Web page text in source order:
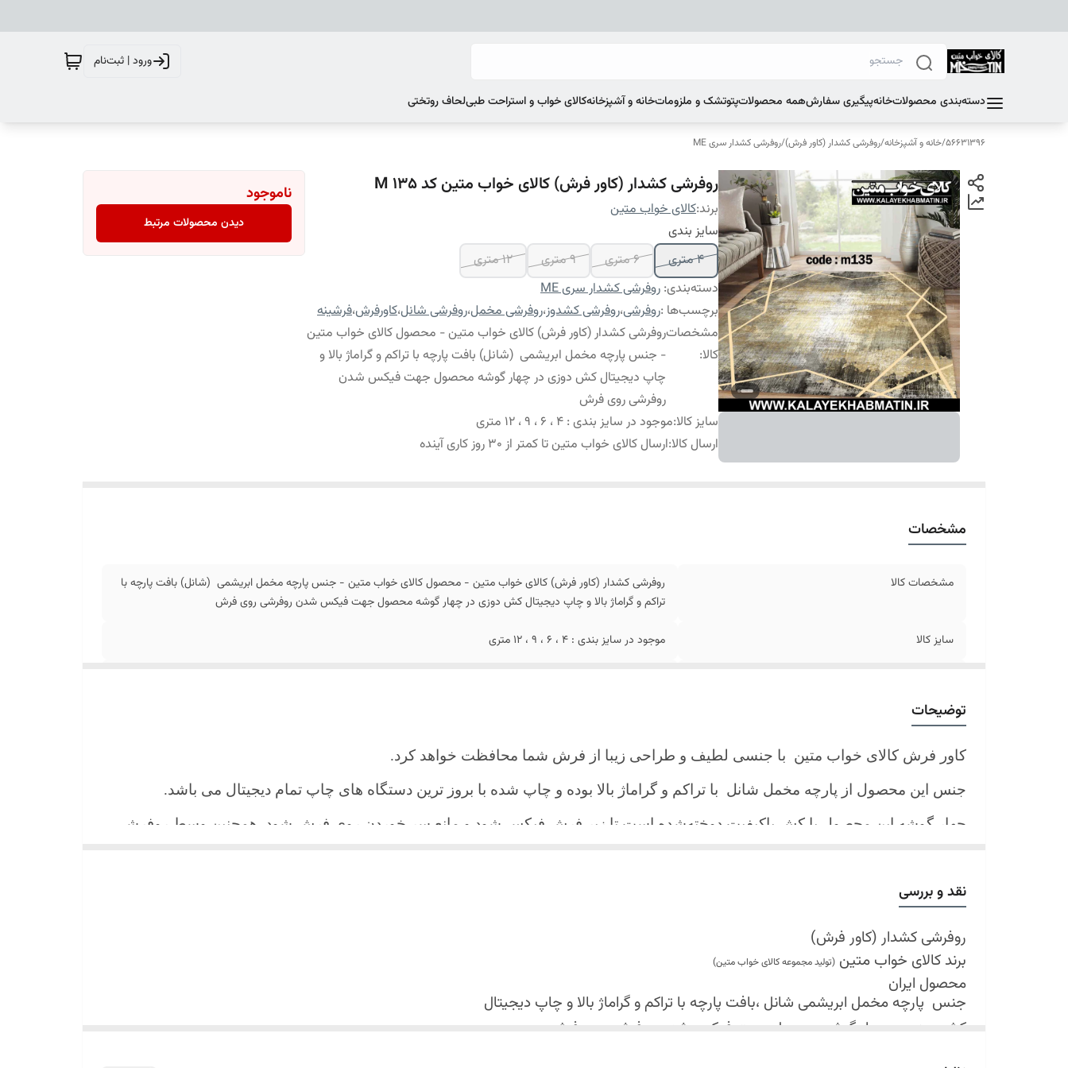
ورود | ثبت‌نام
دسته‌بندی محصولاتخانهپیگیری سفارشهمه محصولاتپتوتشک و ملزوماتخانه و آشپزخانهکالای خواب و استراحت طبیلحاف روتختی
56631396
/خانه و آشپزخانه/روفرشی کشدار (کاور فرش)/روفرشی کشدار سری ME
روفرشی کشدار (کاور فرش) کالای خواب متین کد M 135
برند:کالای خواب متین
سایز بندی
4 متری
6 متری 9 متری
12 متری
دسته‌بندی: روفرشی کشدار سری ME
برچسب‌ها :روفرشی،روفرشی کشدوز،روفرشی مخمل،روفرشی شانل،کاورفرش،فرشینه
مشخصات
کالا:
روفرشی کشدار (کاور فرش) کالای خواب متین - محصول کالای خواب متین
- جنس پارچه مخمل ابریشمی (شانل) بافت پارچه با تراکم و گراماژ بالا و
چاپ دیجیتال کش دوزی در چهار گوشه محصول جهت فیکس شدن
روفرشی روی فرش
سایز کالا:موجود در سایز بندی : 4 ، 6 ، 9 ، 12 متری
ارسال کالا:ارسال کالای خواب متین تا کمتر از 30 روز کاری آینده
ناموجود
دیدن محصولات مرتبط
مشخصات
مشخصات کالا
روفرشی کشدار (کاور فرش) کالای خواب متین - محصول کالای خواب متین - جنس پارچه مخمل ابریشمی (شانل) بافت پارچه با
تراکم و گراماژ بالا و چاپ دیجیتال کش دوزی در چهار گوشه محصول جهت فیکس شدن روفرشی روی فرش
سایز کالا موجود در سایز بندی : 4 ، 6 ، 9 ، 12 متری
توضیحات
کاور فرش کالای خواب متین با جنسی لطیف و طراحی زیبا از فرش شما محافظت خواهد کرد.
جنس این محصول از پارچه مخمل شانل با تراکم و گراماژ بالا بوده و چاپ شده با بروز ترین دستگاه های چاپ تمام دیجیتال می باشد.
چهار گوشه این محصول با کش باکیفیت دوخته‌شده است تا زیر فرش فیکس شود و مانع سر خوردن روی فرش شود. همچنین وسط روفرشی
شرایط شستشو:
اولین شستشو ترجیحا خشک شویی شود
شستشو در لباسشویی های خانگی بلامانع می باشد فقط به صورت جدا گانه شسته شود
حداکثر دمای شستشو 30 درجه سانتیگراد (عملیات ملایم)
از پودر های صابونی و آنزیم دار(دانه آبی) استفاده نشود. (بهترین ماده شوینده رنگین شوی+ نرم کننده میباشد)
نقد و بررسی
روفرشی کشدار (کاور فرش)
برند کالای خواب متین (تولید مجموعه کالای خواب متین)
محصول ایران
جنس پارچه مخمل ابریشمی شانل ،بافت پارچه با تراکم و گراماژ بالا و چاپ دیجیتال
کش دوزی در چهار گوشه محصول جهت فیکس شدن روفرشی روی فرش